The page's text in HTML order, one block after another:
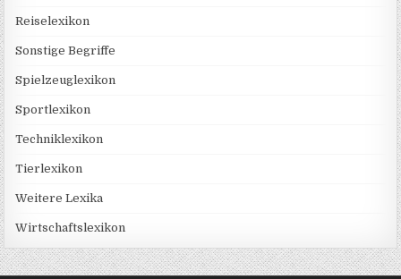
Reiselexikon
Sonstige Begriffe
Spielzeuglexikon
Sportlexikon
Techniklexikon
Tierlexikon
Weitere Lexika
Wirtschaftslexikon